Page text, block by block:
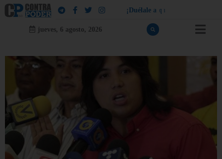
¡ Dué a e a q u
jueves, 6 agosto, 2026